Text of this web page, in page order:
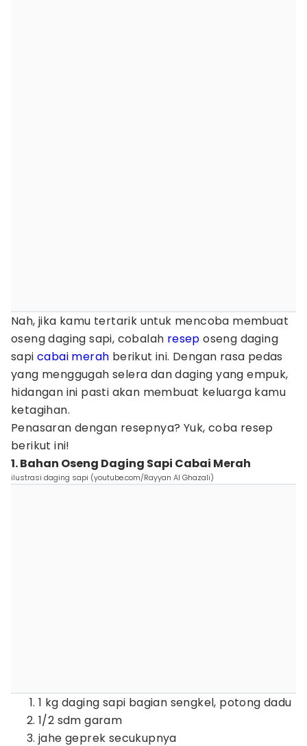
Nah, jika kamu tertarik untuk mencoba membuat
oseng daging sapi, cobalah resep oseng daging
sapi cabai merah berikut ini. Dengan rasa pedas
yang menggugah selera dan daging yang empuk,
hidangan ini pasti akan membuat keluarga kamu
ketagihan.
Penasaran dengan resepnya? Yuk, coba resep
berikut ini!
1. Bahan Oseng Daging Sapi Cabai Merah
ilustrasi daging sapi (youtube.com/Rayyan Al Ghazali)
1 kg daging sapi bagian sengkel, potong dadu
1/2 sdm garam
jahe geprek secukupnya